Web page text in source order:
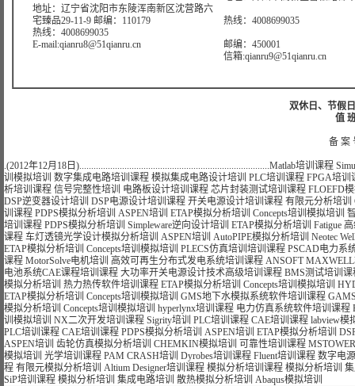
地址：辽宁省沈阳市东陵浑南新区沈营路六
宅臻品29-11-9 邮编：110179
热线：4008699035
E-mail:qianru8@51qianru.cn
热线：4008699035
邮编：450001
信箱:qianru9@51qianru.cn
双休日、节假
值
备 案
.(2012年12月18日)................................................................................Matlab培训课程
训模拟培训 数字集成电路培训课程 模拟集成电路设计培训 PLC培训课程 FPGA培训
析培训课程 信号完整性培训 电路板设计培训课程 芯片封装测试培训课程 FLOEFD
DSP逆变器设计培训 DSP电源设计培训课程 开关电源设计培训课程 有限元分析培训
训课程 PDPS模拟分析培训 ASPEN培训 ETAP模拟分析培训 Concepts培训模拟培训
培训课程 PDPS模拟分析培训 Simpleware逆向设计培训 ETAP模拟分析培训 Fatigue
课程 车灯透镜光学设计模拟分析培训 ASPEN培训 AutoPIPE模拟分析培训 Neotec
ETAP模拟分析培训 Concepts培训模拟培训 PLECS仿真培训培训课程 PSCAD电力系
课程 MotorSolve电机培训 高效可再生分布式发电系统培训课程 ANSOFT
电池系统CAE课程培训课程 大功率开关电源设计技术高级培训课程 BMS测试培训课
模拟分析培训 热力热传软件培训课程 ETAP模拟分析培训 Concepts培训模拟培训
ETAP模拟分析培训 Concepts培训模拟培训 GMS地下水模拟系统软件培训课程
模拟分析培训 Concepts培训模拟培训 hyperlynx培训课程 电力仿真系统软件培训课程
训模拟培训 NX二次开发培训课程 Sigrity培训 PLC培训课程 CAE培训课程 labview模
PLC培训课程 CAE培训课程 PDPS模拟分析培训 ASPEN培训 ETAP模拟分析培训
ASPEN培训 齿轮仿真模拟分析培训 CHEMKIN模拟培训 可靠性培训课程
模拟培训 光学培训课程 PAM CRASH培训 Dyrobes培训课程 Fluent培训课程 数字电
程 有限元模拟分析培训 Altium Designer培训课程 模拟分析培训课程 模拟分析培训
SiP培训课程 模拟分析培训 集成电路培训 散热模拟分析培训 Abaqus模拟培训